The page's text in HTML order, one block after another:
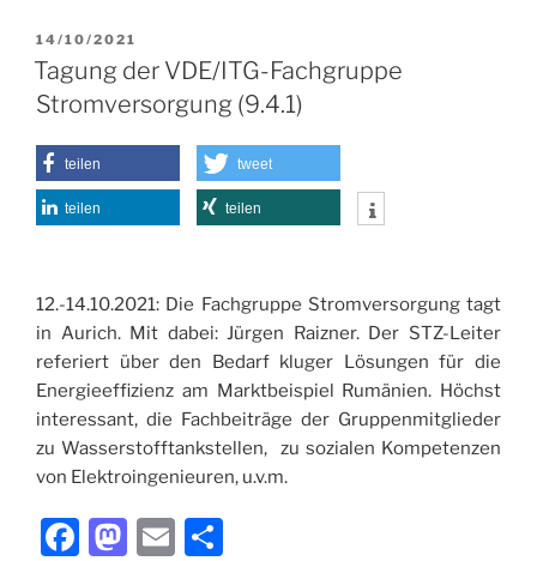
c
e
b
o
o
k
st
o
d
o
n
l
n
VERÖFFENTLICHT
AM
14/10/2021
Tagung der VDE/ITG-Fachgruppe
Stromversorgung (9.4.1)
teilen tweet
teilen teilen
12.-14.10.2021: Die Fachgruppe Stromversorgung tagt
in Aurich. Mit dabei: Jürgen Raizner. Der STZ-Leiter
referiert über den Bedarf kluger Lösungen für die
Energieeffizienz am Marktbeispiel Rumänien. Höchst
interessant, die Fachbeiträge der Gruppenmitglieder
zu Wasserstofftankstellen, zu sozialen Kompetenzen
von Elektroingenieuren, u.v.m.
F
M E